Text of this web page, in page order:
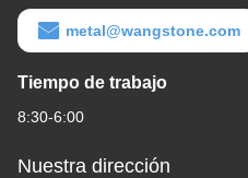
metal@wangstone.com
Tiempo de trabajo
8:30-6:00
Nuestra dirección